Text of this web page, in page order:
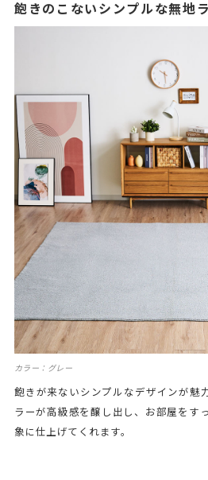
飽きのこないシンプルな無地
カラー：グレー
飽きが来ないシンプルなデザインが魅
ラーが高級感を醸し出し、お部屋をす
象に仕上げてくれます。